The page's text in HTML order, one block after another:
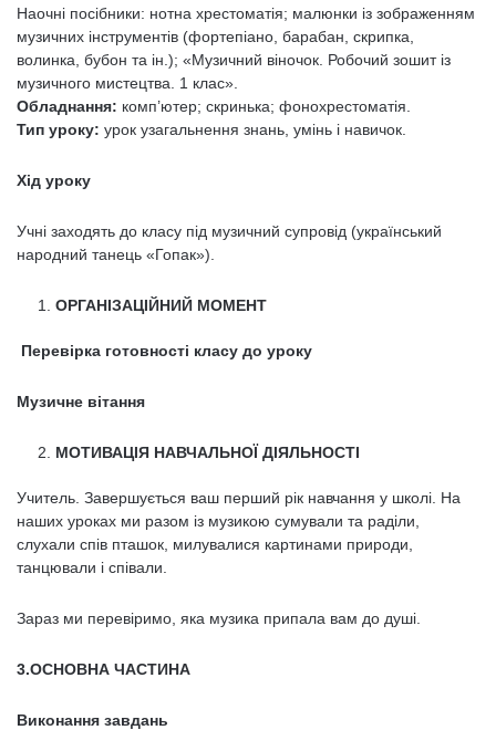
Наочні посібники: нотна хрестоматія; малюнки із зображенням
музичних інструмен­тів (фортепіано, барабан, скрипка,
волинка, бубон та ін.); «Музичний віночок. Робо­чий зошит із
музичного мистецтва. 1 клас».
Обладнання: комп’ютер; скринька; фонохрестоматія.
Тип уроку: урок узагальнення знань, умінь і навичок.
Хід уроку
Учні заходять до класу під музичний супровід (український
народний танець «Гопак»).
ОРГАНІЗАЦІЙНИЙ МОМЕНТ
Перевірка готовності класу до уроку
Музичне вітання
МОТИВАЦІЯ НАВЧАЛЬНОЇ ДІЯЛЬНОСТІ
Учитель. Завершується ваш перший рік навчання у школі. На
наших уроках ми разом із музикою сумували та раділи,
слухали спів пташок, милува­лися картинами природи,
танцювали і співали.
Зараз ми перевіримо, яка музика припала вам до душі.
3.ОСНОВНА ЧАСТИНА
Виконання завдань